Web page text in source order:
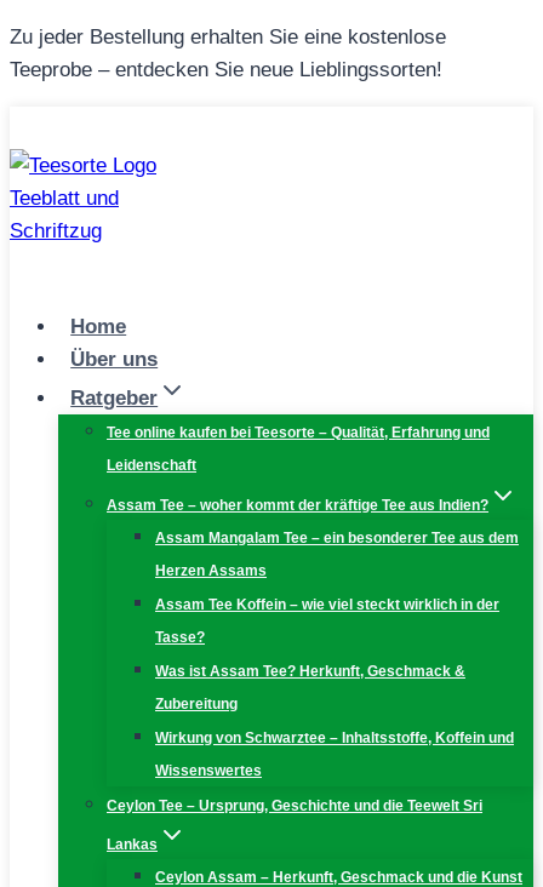
Zum
Inhalt
Zu jeder Bestellung erhalten Sie eine kostenlose
Teeprobe – entdecken Sie neue Lieblingssorten!
Home
Über uns
Ratgeber
Tee online kaufen bei Teesorte – Qualität, Erfahrung und
Leidenschaft
Assam Tee – woher kommt der kräftige Tee aus Indien?
Assam Mangalam Tee – ein besonderer Tee aus dem
Herzen Assams
Assam Tee Koffein – wie viel steckt wirklich in der
Tasse?
Was ist Assam Tee? Herkunft, Geschmack &
Zubereitung
Wirkung von Schwarztee – Inhaltsstoffe, Koffein und
Wissenswertes
Ceylon Tee – Ursprung, Geschichte und die Teewelt Sri
Lankas
Ceylon Assam – Herkunft, Geschmack und die Kunst